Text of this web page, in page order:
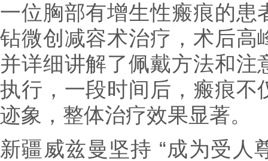
一位胸部有增生性瘢痕的
钻微创减容术治疗，术后高
并详细讲解了佩戴方法和
执行，一段时间后，瘢痕不
迹象，整体治疗效果显著。
新疆威兹曼坚持 “成为受人